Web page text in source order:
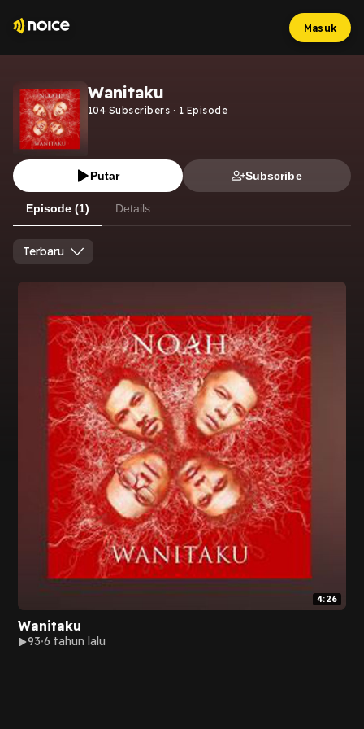
Masuk
Wanitaku
104 Subscribers · 1 Episode
Putar Subscribe
Episode (1) Details
Terbaru
4:26
Wanitaku
93 6 tahun lalu